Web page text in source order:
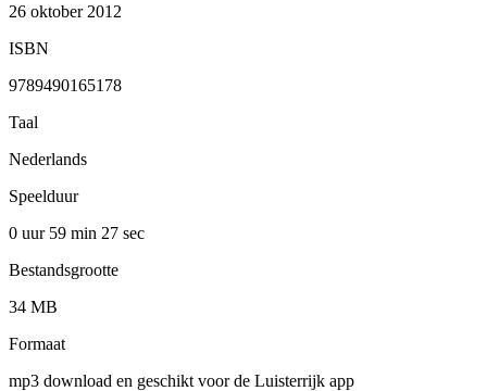
26 oktober 2012
ISBN
9789490165178
Taal
Nederlands
Speelduur
0 uur 59 min 27 sec
Bestandsgrootte
34 MB
Formaat
mp3 download en geschikt voor de Luisterrijk app